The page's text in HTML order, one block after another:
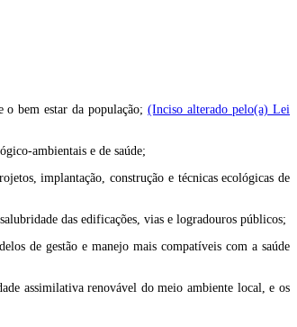
o bem estar da população;(Inciso alterado pelo(a) Lei
ambientais e de saúde;
implantação, construção e técnicas ecológicas de
das edificações, vias e logradouros públicos;
de gestão e manejo mais compatíveis com a saúde
assimilativa renovável do meio ambiente local, e os